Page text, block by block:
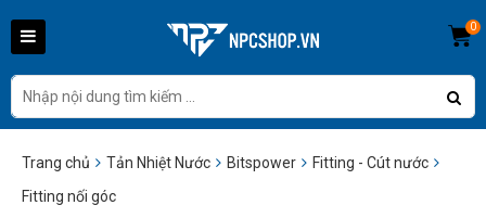
0
Trang chủ Tản Nhiệt Nước Bitspower
Fitting - Cút nước
Fitting nối góc